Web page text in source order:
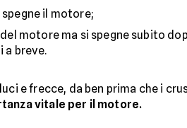
spegne il motore;
motore ma si spegne subito
a breve.
e frecce, da ben prima che i
vitale per il motore.